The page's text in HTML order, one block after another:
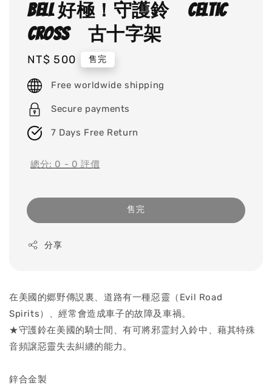
Bell 好極！守護鈴 Celtic
cross 古十字架
Regular
price
NT$ 500 售完
Free worldwide shipping
Secure payments
7 Days Free Return
總分: 0 - 0 評價
售完
分享
在美國的郷野傳説裏、道路有一種惡靈（Evil Road
Spirits）、經常會造成車子的故障及車禍。
★守護鈴在美國的騎士間、有可將邪霊封入鈴中、藉其特殊
音頻譲惡靈失去糾纏的能力。
鋅合金製